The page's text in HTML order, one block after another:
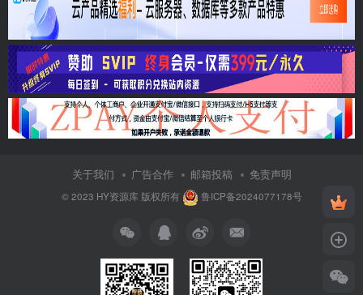
关于我们 广告合作 邮箱投稿 免责声明
© 2023 HY资源库版权所有 鲁ICP备2024077178号